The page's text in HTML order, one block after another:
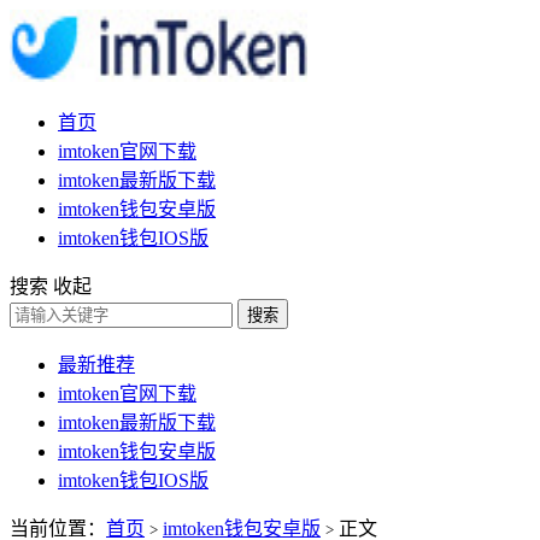
首页
imtoken官网下载
imtoken最新版下载
imtoken钱包安卓版
imtoken钱包IOS版
搜索 收起
搜索
最新推荐
imtoken官网下载
imtoken最新版下载
imtoken钱包安卓版
imtoken钱包IOS版
当前位置： 首页 > imtoken钱包安卓版 > 正文